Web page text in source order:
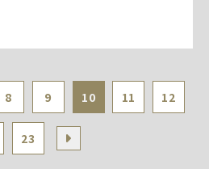
8 9 10 11 12
23